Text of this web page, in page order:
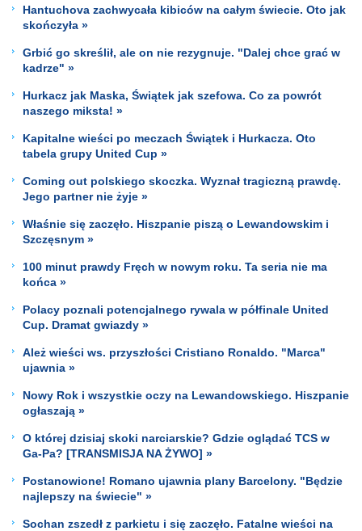
Hantuchova zachwycała kibiców na całym świecie. Oto jak
skończyła »
Grbić go skreślił, ale on nie rezygnuje. "Dalej chce grać w
kadrze" »
Hurkacz jak Maska, Świątek jak szefowa. Co za powrót
naszego miksta! »
Kapitalne wieści po meczach Świątek i Hurkacza. Oto
tabela grupy United Cup »
Coming out polskiego skoczka. Wyznał tragiczną prawdę.
Jego partner nie żyje »
Właśnie się zaczęło. Hiszpanie piszą o Lewandowskim i
Szczęsnym »
100 minut prawdy Fręch w nowym roku. Ta seria nie ma
końca »
Polacy poznali potencjalnego rywala w półfinale United
Cup. Dramat gwiazdy »
Ależ wieści ws. przyszłości Cristiano Ronaldo. "Marca"
ujawnia »
Nowy Rok i wszystkie oczy na Lewandowskiego. Hiszpanie
ogłaszają »
O której dzisiaj skoki narciarskie? Gdzie oglądać TCS w
Ga-Pa? [TRANSMISJA NA ŻYWO] »
Postanowione! Romano ujawnia plany Barcelony. "Będzie
najlepszy na świecie" »
Sochan zszedł z parkietu i się zaczęło. Fatalne wieści na